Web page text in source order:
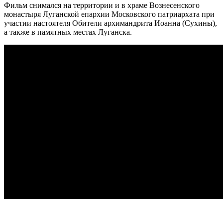
Фильм снимался на территории и в храме Вознесенского
монастыря Луганской епархии Московского патриархата при
участии настоятеля Обители архимандрита Иоанна (Сухины),
а также в памятных местах Луганска.